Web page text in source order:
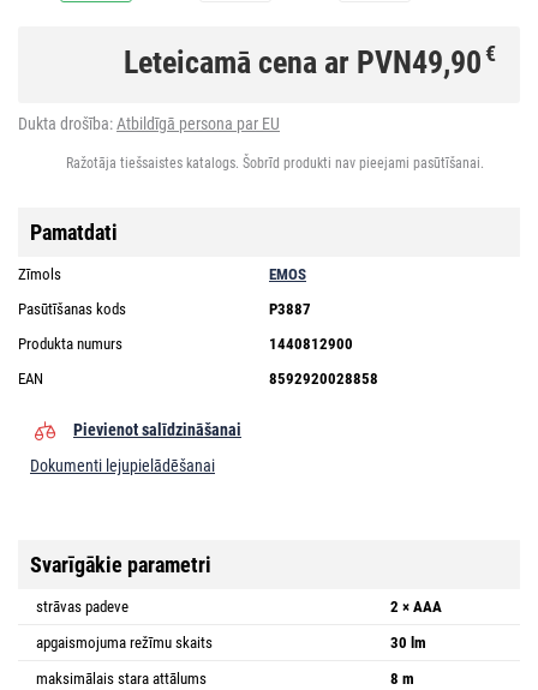
Leteicamā cena ar PVN49,90€
Dukta drošība:Atbildīgā persona par EU
Ražotāja tiešsaistes katalogs. Šobrīd produkti nav pieejami pasūtīšanai.
Pamatdati
Zīmols
EMOS
Pasūtīšanas kods
P3887
Produkta numurs
1440812900
EAN
8592920028858
Pievienot salīdzināšanai
Dokumenti lejupielādēšanai
Svarīgākie parametri
strāvas padeve
2 × AAA
apgaismojuma režīmu skaits
30 lm
maksimālais stara attālums
8 m